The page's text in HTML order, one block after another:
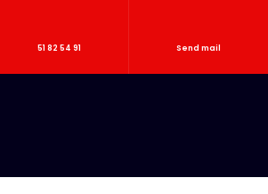
51 82 54 91 Send mail